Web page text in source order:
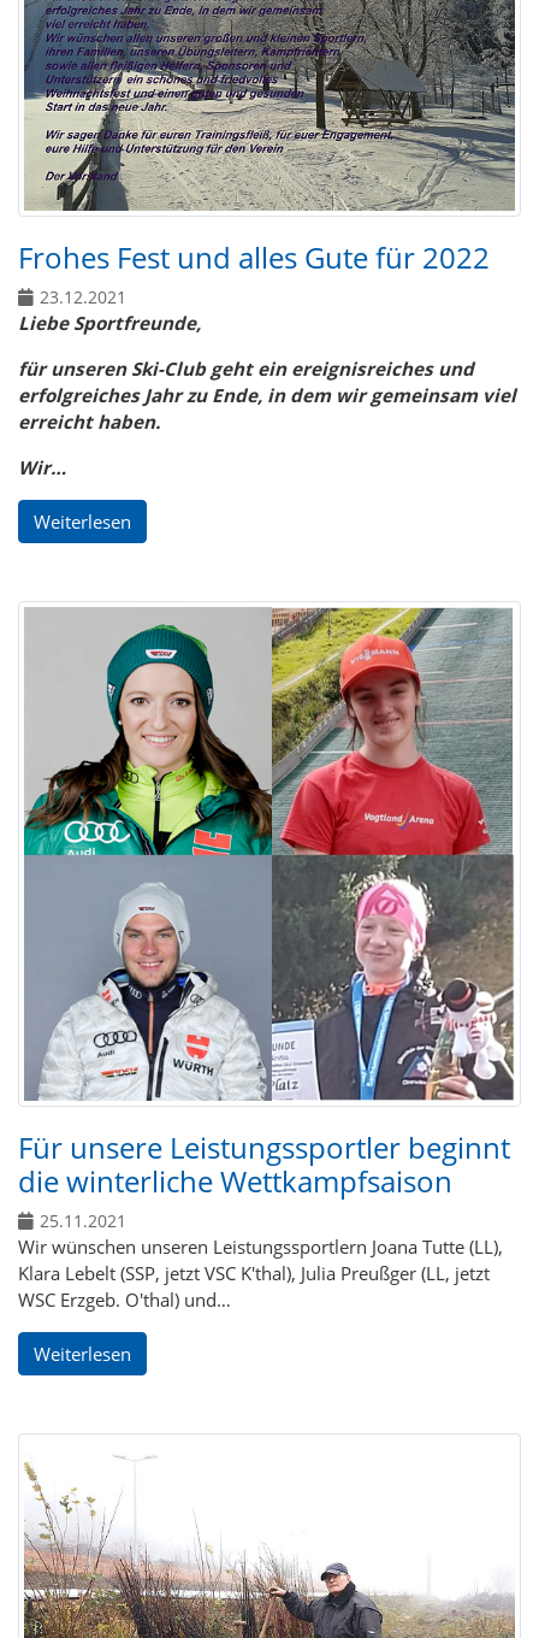
Frohes Fest und alles Gute für 2022
23.12.2021
Liebe Sportfreunde,
für unseren Ski-Club geht ein ereignisreiches und
erfolgreiches Jahr zu Ende, in dem wir gemeinsam viel
erreicht haben.
Wir…
Weiterlesen
Für unsere Leistungssportler beginnt
die winterliche Wettkampfsaison
25.11.2021
Wir wünschen unseren Leistungssportlern Joana Tutte (LL),
Klara Lebelt (SSP, jetzt VSC K'thal), Julia Preußger (LL, jetzt
WSC Erzgeb. O'thal) und…
Weiterlesen